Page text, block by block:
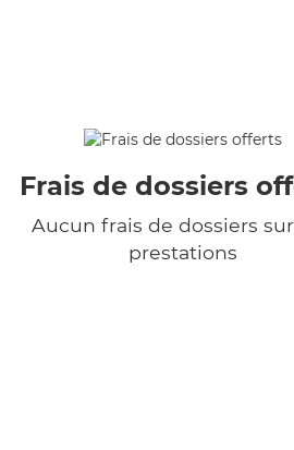
Frais de dossiers
Aucun frais de dossiers
prestations